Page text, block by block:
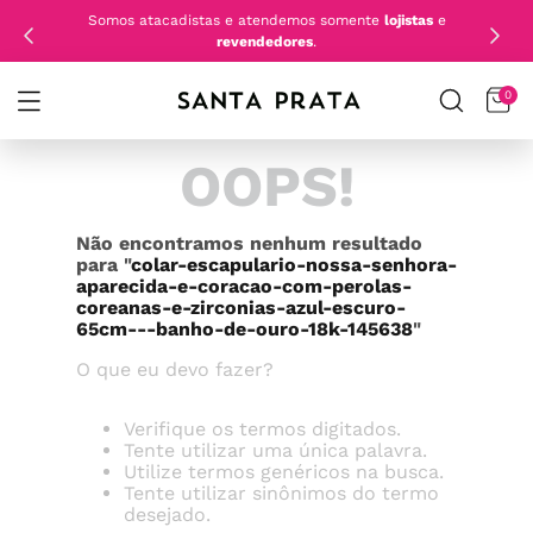
Somos atacadistas e atendemos somente lojistase
revendedores.
0
OOPS!
Não encontramos nenhum resultado
para "colar-escapulario-nossa-senhora-
aparecida-e-coracao-com-perolas-
coreanas-e-zirconias-azul-escuro-
65cm---banho-de-ouro-18k-145638"
O que eu devo fazer?
Verifique os termos digitados.
Tente utilizar uma única palavra.
Utilize termos genéricos na busca.
Tente utilizar sinônimos do termo
desejado.